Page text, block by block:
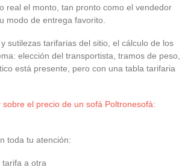
real el monto, tan pronto como el vendedor
modo de entrega favorito.
sutilezas tarifarias del sitio, el cálculo de los
elección del transportista, tramos de peso,
está presente, pero con una tabla tarifaria
el precio de un sofá Poltronesofà:
toda tu atención:
tarifa a otra